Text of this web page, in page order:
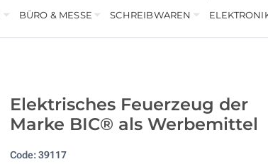
BÜRO & MESSE SCHREIBWAREN
Elektrisches Feuerzeug der
Marke BIC® als Werbemittel
Code:39117